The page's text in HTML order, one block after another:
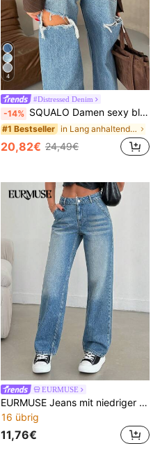
4
#Distressed Denim
-14% SQUALO Damen sexy blaue verwaschen High-Waist Jeans mit Rissen für Ausgehpartys
#1 Bestseller in Lang anhaltende Frauen Denim
20,82€ 24,49€
EURMUSE
EURMUSE Jeans mit niedriger Taille, Farbeffekt, Taschenschmuck, Lässig vielseitig, gerades Bein
16 übrig
11,76€